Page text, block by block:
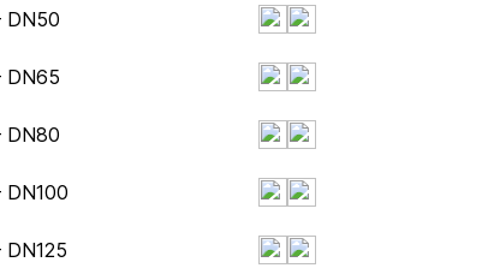
DN50
DN65
DN80
DN100